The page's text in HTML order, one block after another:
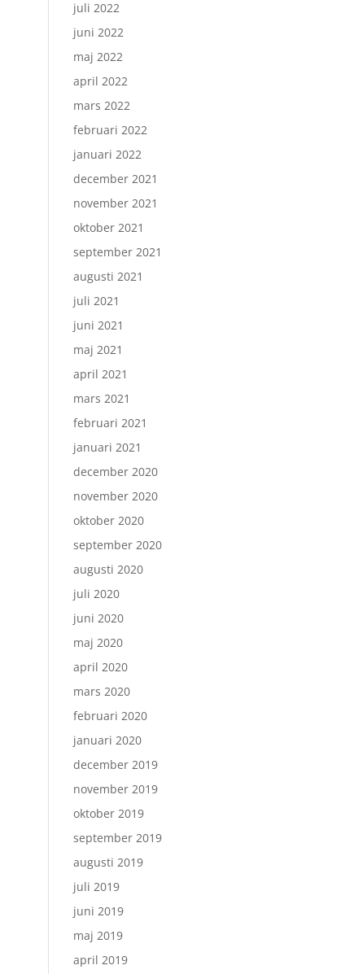
juli 2022
juni 2022
maj 2022
april 2022
mars 2022
februari 2022
januari 2022
december 2021
november 2021
oktober 2021
september 2021
augusti 2021
juli 2021
juni 2021
maj 2021
april 2021
mars 2021
februari 2021
januari 2021
december 2020
november 2020
oktober 2020
september 2020
augusti 2020
juli 2020
juni 2020
maj 2020
april 2020
mars 2020
februari 2020
januari 2020
december 2019
november 2019
oktober 2019
september 2019
augusti 2019
juli 2019
juni 2019
maj 2019
april 2019